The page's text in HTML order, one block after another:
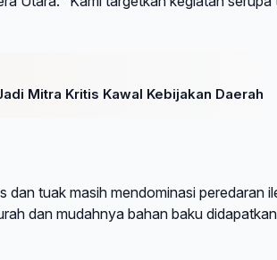
Mitra Kritis Kawal Kebijakan Daerah
tuak masih mendominasi peredaran
dan mudahnya bahan baku